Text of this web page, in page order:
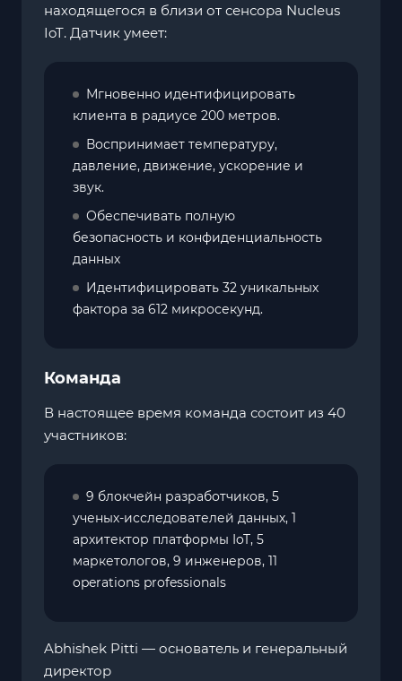
находящегося в близи от сенсора Nucleus
IoT. Датчик умеет:
Мгновенно идентифицировать
клиента в радиусе 200 метров.
Воспринимает температуру,
давление, движение, ускорение и
звук.
Обеспечивать полную
безопасность и конфиденциальность
данных
Идентифицировать 32 уникальных
фактора за 612 микросекунд.
Команда
В настоящее время команда состоит из 40
участников:
9 блокчейн разработчиков, 5
ученых-исследователей данных, 1
архитектор платформы IoT, 5
маркетологов, 9 инженеров, 11
operations professionals
Abhishek Pitti — основатель и генеральный
директор